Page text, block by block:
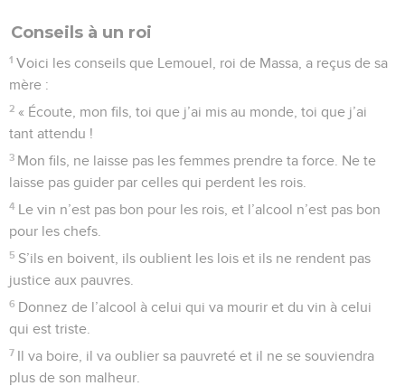
Conseils à un roi
1 Voici les conseils que Lemouel, roi de Massa, a reçus de sa
mère :
2 « Écoute, mon fils, toi que j’ai mis au monde, toi que j’ai
tant attendu !
3 Mon fils, ne laisse pas les femmes prendre ta force. Ne te
laisse pas guider par celles qui perdent les rois.
4 Le vin n’est pas bon pour les rois, et l’alcool n’est pas bon
pour les chefs.
5 S’ils en boivent, ils oublient les lois et ils ne rendent pas
justice aux pauvres.
6 Donnez de l’alcool à celui qui va mourir et du vin à celui
qui est triste.
7 Il va boire, il va oublier sa pauvreté et il ne se souviendra
plus de son malheur.